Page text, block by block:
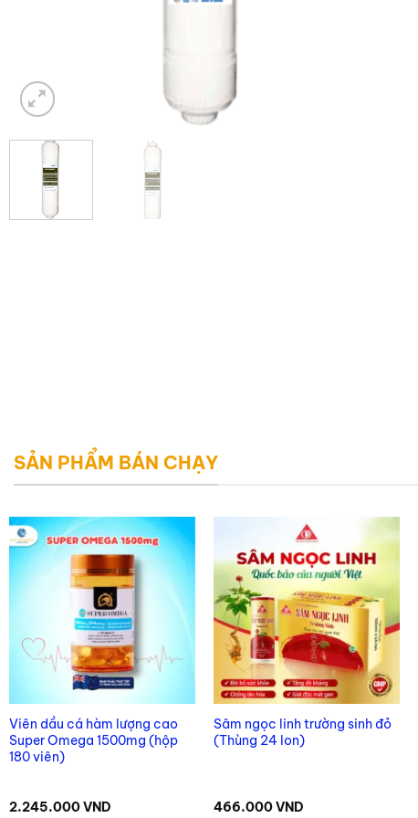
SẢN PHẨM BÁN CHẠY
Viên dầu cá hàm lượng cao
Super Omega 1500mg (hộp
180 viên)
2.245.000VND
Sâm ngọc linh trường sinh đỏ
(Thùng 24 lon)
466.000VND